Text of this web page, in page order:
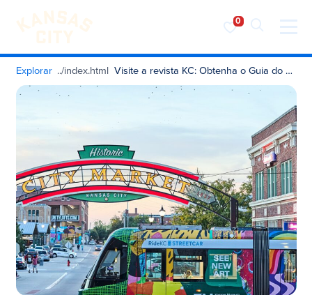
Visite o KC
Saltar para o conteúdo
Explorar Visite a revista KC: Obtenha o Guia do Visitante